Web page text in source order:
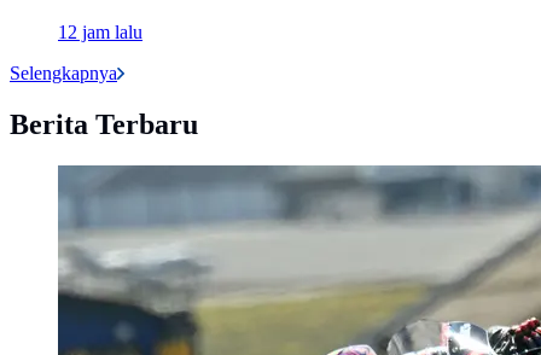
12 jam lalu
Selengkapnya
Berita Terbaru